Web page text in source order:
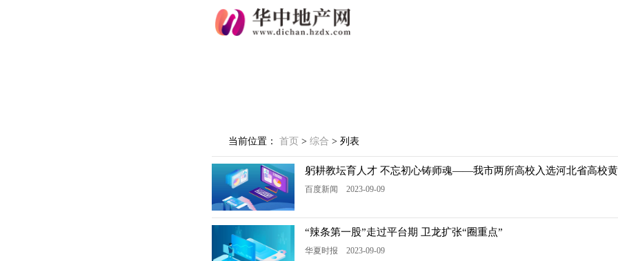
当前位置： 首页 > 综合 > 列表
躬耕教坛育人才 不忘初心铸师魂——我市两所高校入选河北省高校
百度新闻 2023-09-09
“辣条第一股”走过平台期 卫龙扩张“圈重点”
华夏时报 2023-09-09